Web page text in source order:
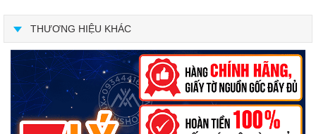
THƯƠNG HIỆU KHÁC